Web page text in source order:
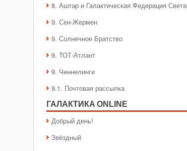
8. Аштар и Галактическая Федерация Света
9. Сен-Жермен
9. Солнечное Братство
9. ТОТ-Атлант
9. Ченнелинги
9.1. Почтовая рассылка
ГАЛАКТИКA ONLINE
Добрый день!
Звёздный